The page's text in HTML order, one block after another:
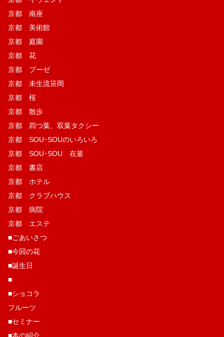
京都 南座
京都 美術館
京都 庭園
京都 花
京都 プーゼ
京都 未生流笹岡
京都 桜
京都 散歩
京都 四つ葉、双葉タクシー
京都 SOU･SOUのいろいろ
京都 SOU･SOU 在釜
京都 書店
京都 ホテル
京都 クラブハウス
京都 病院
京都 エステ
■ごあいさつ
■今回の花
■誕生日
■
■ショコラ
フルーツ
■セミナー